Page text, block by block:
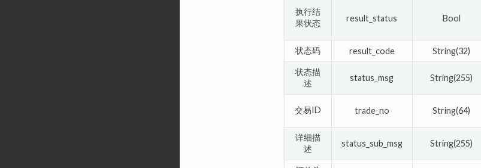
执行结
果状态
result_status Bool
状态码 result_code String(32)
状态描
述
status_msg String(255)
交易ID trade_no String(64)
详细描
述
status_sub_msg String(255)